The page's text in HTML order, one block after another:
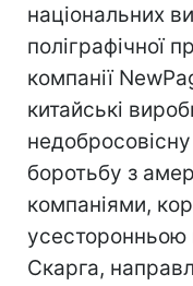
національних
поліграфічної
компанії
китайські
боротьбу з
компаніями,
Скарга,